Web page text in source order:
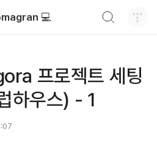
💻
프로젝트 세팅
하우스) - 1